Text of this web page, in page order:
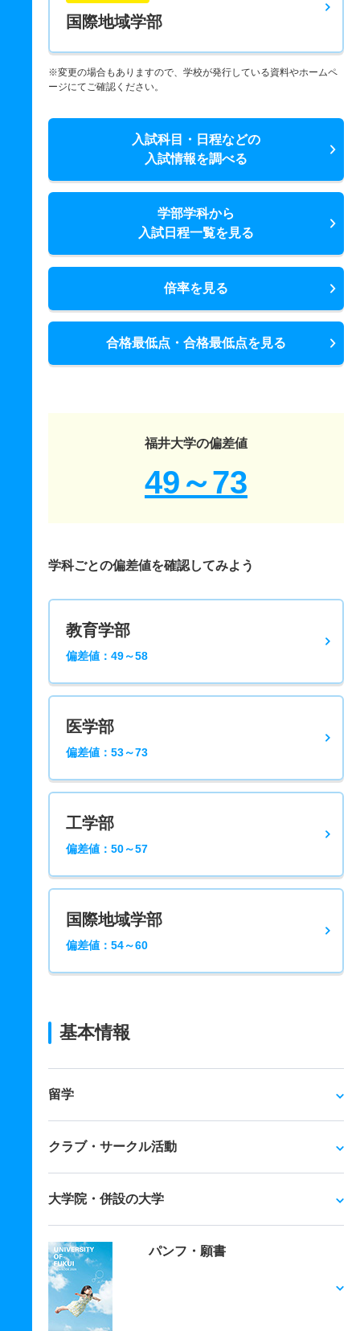
国際地域学部
※変更の場合もありますので、学校が発行している資料やホームペ
ージにてご確認ください。
入試科目・日程などの
入試情報を調べる
学部学科から
入試日程一覧を見る
倍率を見る
合格最低点・合格最低点を見る
福井大学の偏差値
49～73
学科ごとの偏差値を確認してみよう
教育学部
偏差値：49～58
医学部
偏差値：53～73
工学部
偏差値：50～57
国際地域学部
偏差値：54～60
基本情報
留学
クラブ・サークル活動
大学院・併設の大学
パンフ・願書